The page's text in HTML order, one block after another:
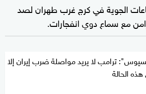
الجوية في كرج غرب طهران لصد
مع سماع دوي انفجارات.
ترامب لا يريد مواصلة ضرب إيران إلا
الحالة